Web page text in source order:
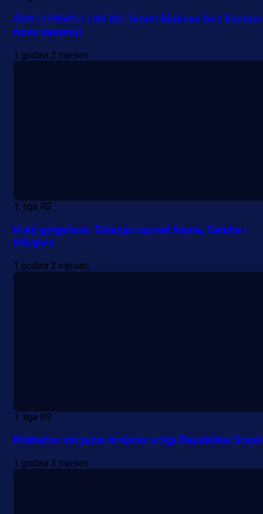
ŠOK U PRVOJ LIGI RS: Devet klubova bez
novu sezonu!
1 godina 2 mjesec
1. liga RS
Kralj golgetera: Šikanjić ispred Kejna, Salaha i
Mbapea
1 godina 2 mjesec
1. liga RS
Misketov sin jučer briljirao u ligi Republike
1 godina 3 mjesec